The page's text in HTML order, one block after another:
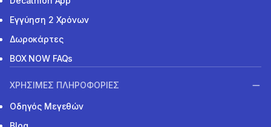
Εγγύηση 2 Χρόνων
Δωροκάρτες
BOX NOW FAQs
ΧΡΗΣΙΜΕΣ ΠΛΗΡΟΦΟΡΙΕΣ
Οδηγός Μεγεθών